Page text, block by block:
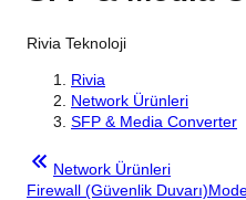
Rivia Teknoloji
Rivia
Network Ürünleri
SFP & Media Converter
Network Ürünleri
Firewall (Güvenlik Duvarı)